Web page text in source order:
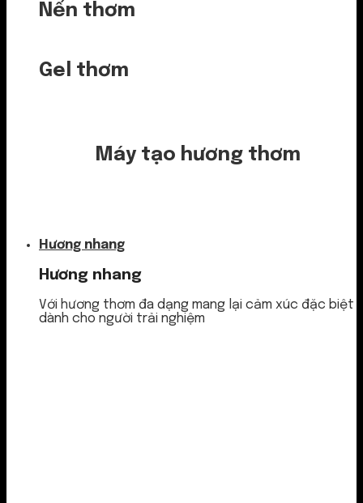
Nến thơm
Gel thơm
Máy tạo hương thơm
Hương nhang
Hương nhang
Với hương thơm đa dạng mang lại cảm xúc đặc biệt
dành cho người trải nghiệm